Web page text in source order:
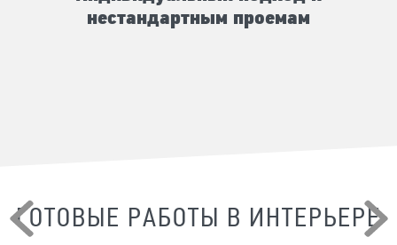
нестандартным проемам
ГОТОВЫЕ РАБОТЫ В ИНТЕРЬЕРЕ